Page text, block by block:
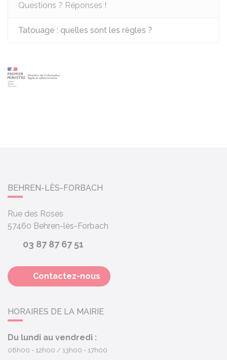
Questions ? Réponses !
Tatouage : quelles sont les règles ?
BEHREN-LÈS-FORBACH
Rue des Roses
57460 Behren-lès-Forbach
03 87 87 67 51
Contactez-nous
HORAIRES DE LA MAIRIE
Du lundi au vendredi :
08h00 - 12h00 13h00 - 17h00